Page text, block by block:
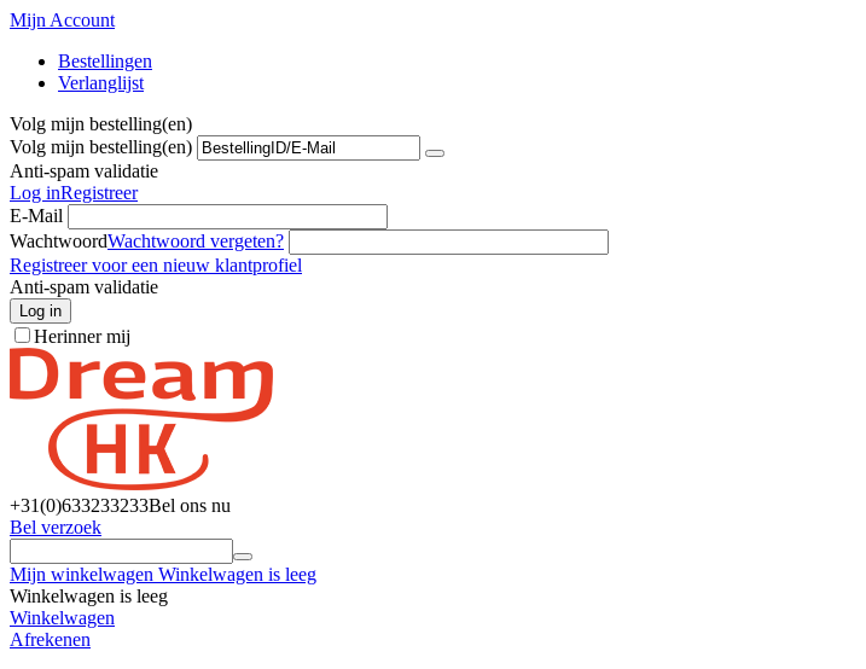
Mijn Account
Bestellingen
Verlanglijst
Volg mijn bestelling(en)
Volg mijn bestelling(en)
Anti-spam validatie
Log inRegistreer
E-Mail
WachtwoordWachtwoord vergeten?
Registreer voor een nieuw klantprofiel
Anti-spam validatie
Log in
Herinner mij
+31(0)633233233Bel ons nu
Bel verzoek
Mijn winkelwagen Winkelwagen is leeg
Winkelwagen is leeg
Winkelwagen
Afrekenen